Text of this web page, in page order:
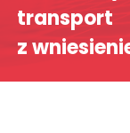
transport
z